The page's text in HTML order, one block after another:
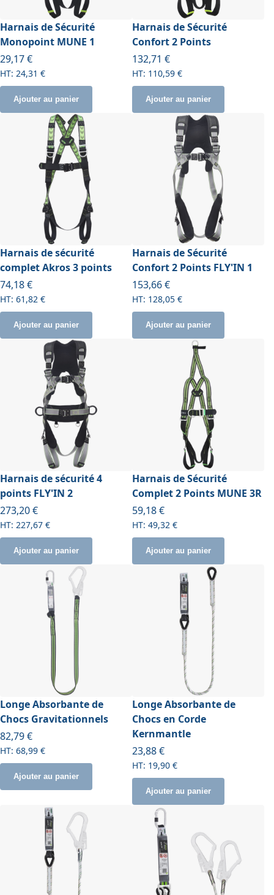
Harnais de Sécurité
Monopoint MUNE 1
29,17 €
24,31 €
Ajouter au panier
Harnais de Sécurité
Confort 2 Points
132,71 €
110,59 €
Ajouter au panier
Harnais de sécurité
complet Akros 3 points
74,18 €
61,82 €
Ajouter au panier
Harnais de Sécurité
Confort 2 Points FLY'IN 1
153,66 €
128,05 €
Ajouter au panier
Harnais de sécurité 4
points FLY'IN 2
273,20 €
227,67 €
Ajouter au panier
Harnais de Sécurité
Complet 2 Points MUNE 3R
59,18 €
49,32 €
Ajouter au panier
Longe Absorbante de
Chocs Gravitationnels
82,79 €
68,99 €
Ajouter au panier
Longe Absorbante de
Chocs en Corde
Kernmantle
À partir de
23,88 €
19,90 €
Ajouter au panier